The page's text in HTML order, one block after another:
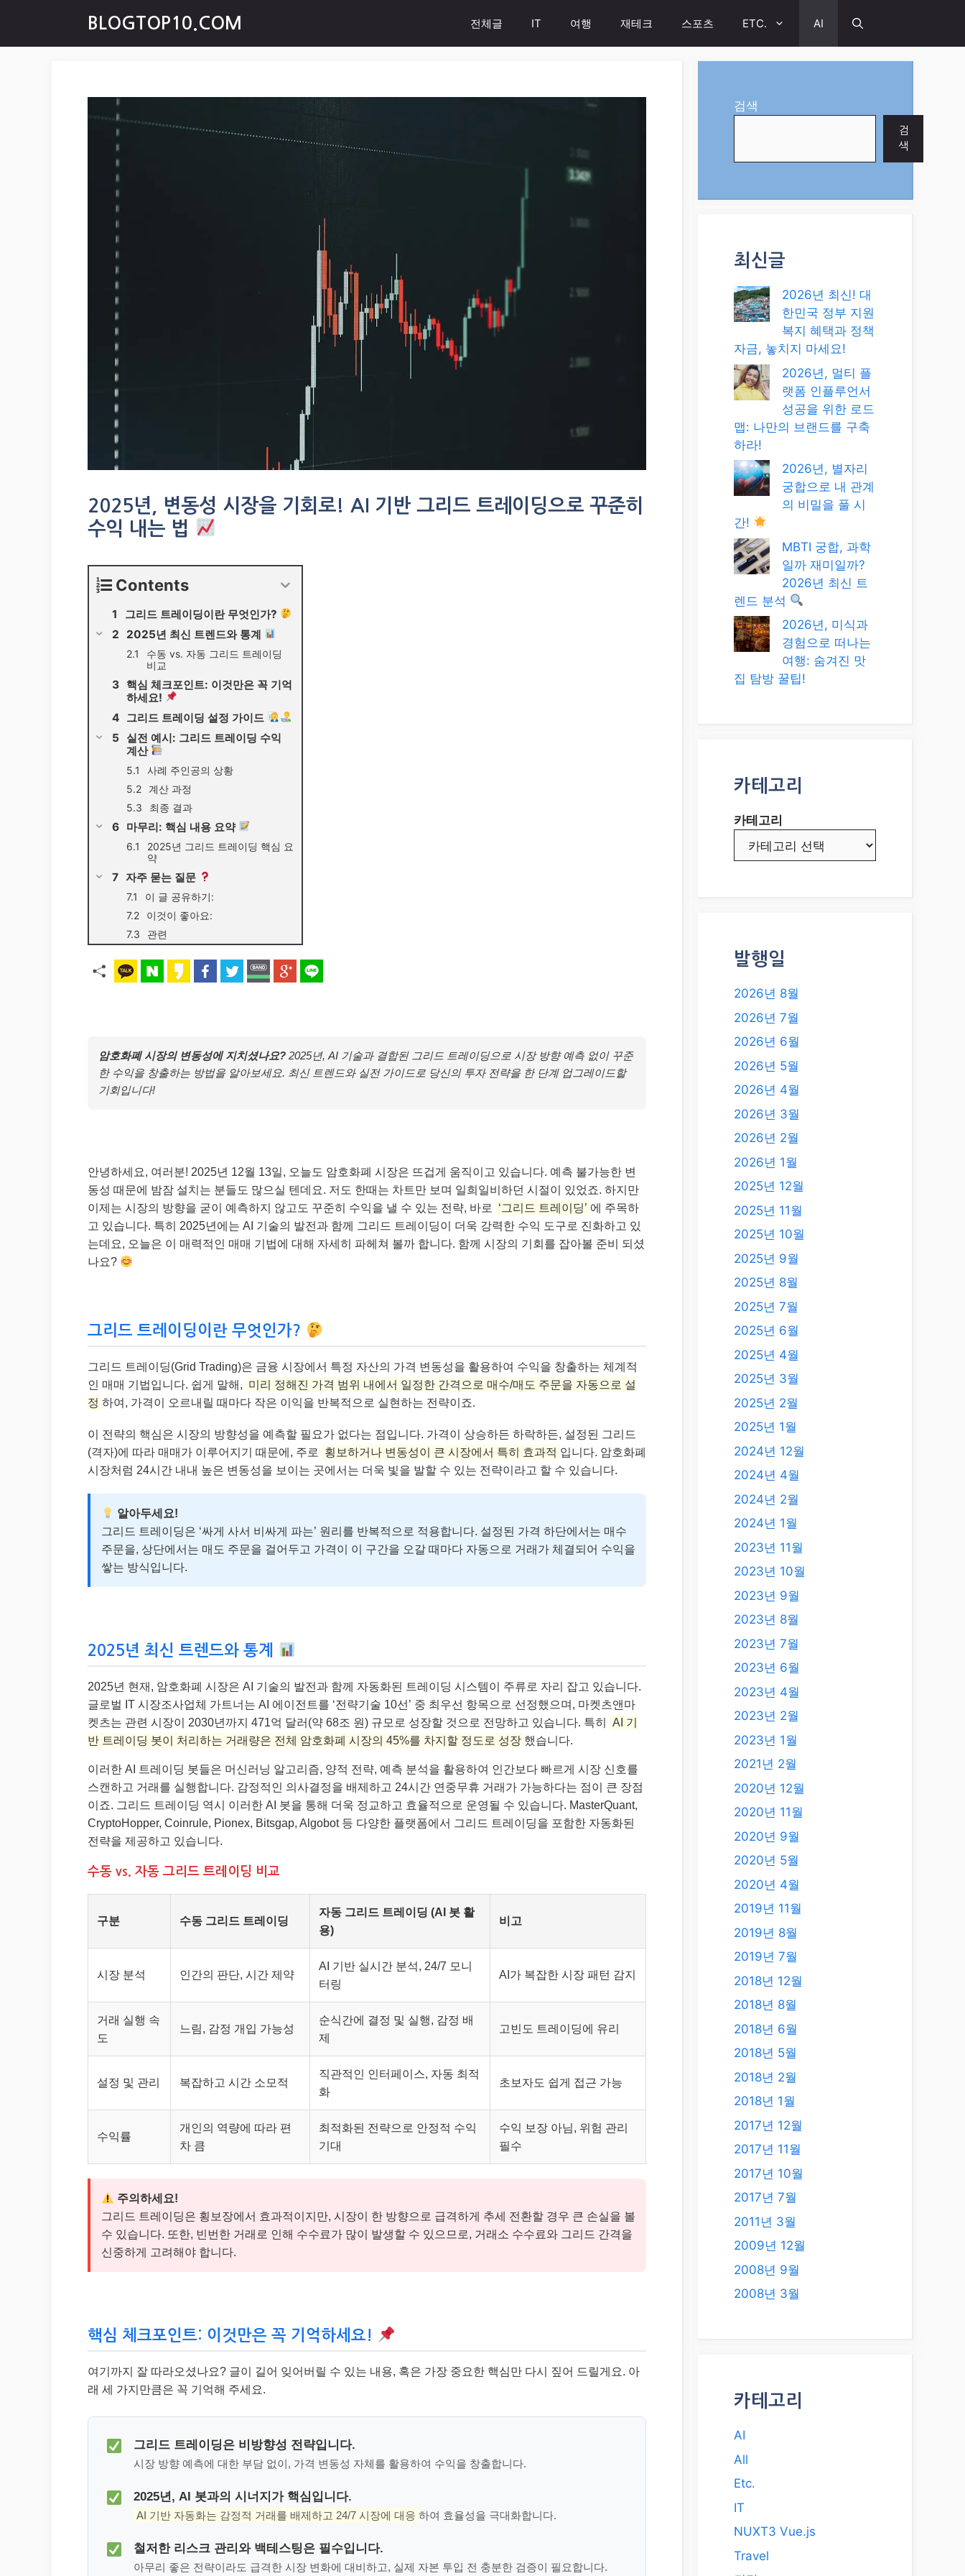
content
BLOGTOP10.COM 전체글 IT 여행 재테크 스포츠 ETC. AI
2025년, 변동성 시장을 기회로! AI 기반 그리드 트레이딩으로 꾸준히
수익 내는 법
Contents
그리드 트레이딩이란 무엇인가?
2025년 최신 트렌드와 통계
수동 vs. 자동 그리드 트레이딩
비교
핵심 체크포인트: 이것만은 꼭 기억
하세요!
그리드 트레이딩 설정 가이드
실전 예시: 그리드 트레이딩 수익
계산
사례 주인공의 상황
계산 과정
최종 결과
마무리: 핵심 내용 요약
2025년 그리드 트레이딩 핵심 요
약
자주 묻는 질문
이 글 공유하기:
이것이 좋아요:
관련
암호화폐 시장의 변동성에 지치셨나요? 2025년, AI 기술과 결합된 그리드 트레이딩으로 시장 방향 예측 없이 꾸준
한 수익을 창출하는 방법을 알아보세요. 최신 트렌드와 실전 가이드로 당신의 투자 전략을 한 단계 업그레이드할
기회입니다!
안녕하세요, 여러분! 2025년 12월 13일, 오늘도 암호화폐 시장은 뜨겁게 움직이고 있습니다. 예측 불가능한 변
동성 때문에 밤잠 설치는 분들도 많으실 텐데요. 저도 한때는 차트만 보며 일희일비하던 시절이 있었죠. 하지만
이제는 시장의 방향을 굳이 예측하지 않고도 꾸준히 수익을 낼 수 있는 전략, 바로
‘그리드 트레이딩’ 에 주목하
고 있습니다. 특히 2025년에는 AI 기술의 발전과 함께 그리드 트레이딩이 더욱 강력한 수익 도구로 진화하고 있
는데요, 오늘은 이 매력적인 매매 기법에 대해 자세히 파헤쳐 볼까 합니다. 함께 시장의 기회를 잡아볼 준비 되셨
나요?
그리드 트레이딩이란 무엇인가?
그리드 트레이딩(Grid Trading)은 금융 시장에서 특정 자산의 가격 변동성을 활용하여 수익을 창출하는 체계적
인 매매 기법입니다. 쉽게 말해, 미리 정해진 가격 범위 내에서 일정한 간격으로 매수/매도 주문을 자동으로 설
정 하여, 가격이 오르내릴 때마다 작은 이익을 반복적으로 실현하는 전략이죠.
이 전략의 핵심은 시장의 방향성을 예측할 필요가 없다는 점입니다. 가격이 상승하든 하락하든, 설정된 그리드
(격자)에 따라 매매가 이루어지기 때문에, 주로
횡보하거나 변동성이 큰 시장에서 특히 효과적 입니다. 암호화폐
시장처럼 24시간 내내 높은 변동성을 보이는 곳에서는 더욱 빛을 발할 수 있는 전략이라고 할 수 있습니다.
알아두세요!
그리드 트레이딩은 ‘싸게 사서 비싸게 파는’ 원리를 반복적으로 적용합니다. 설정된 가격 하단에서는 매수
주문을, 상단에서는 매도 주문을 걸어두고 가격이 이 구간을 오갈 때마다 자동으로 거래가 체결되어 수익을
쌓는 방식입니다.
2025년 최신 트렌드와 통계
2025년 현재, 암호화폐 시장은 AI 기술의 발전과 함께 자동화된 트레이딩 시스템이 주류로 자리 잡고 있습니다.
글로벌 IT 시장조사업체 가트너는 AI 에이전트를 ‘전략기술 10선’ 중 최우선 항목으로 선정했으며, 마켓츠앤마
켓츠는 관련 시장이 2030년까지 471억 달러(약 68조 원) 규모로 성장할 것으로 전망하고 있습니다. 특히
AI 기
반 트레이딩 봇이 처리하는 거래량은 전체 암호화폐 시장의 45%를 차지할 정도로 성장 했습니다.
이러한 AI 트레이딩 봇들은 머신러닝 알고리즘, 양적 전략, 예측 분석을 활용하여 인간보다 빠르게 시장 신호를
스캔하고 거래를 실행합니다. 감정적인 의사결정을 배제하고 24시간 연중무휴 거래가 가능하다는 점이 큰 장점
이죠. 그리드 트레이딩 역시 이러한 AI 봇을 통해 더욱 정교하고 효율적으로 운영될 수 있습니다. MasterQuant,
CryptoHopper, Coinrule, Pionex, Bitsgap, Algobot 등 다양한 플랫폼에서 그리드 트레이딩을 포함한 자동화된
전략을 제공하고 있습니다.
수동 vs. 자동 그리드 트레이딩 비교
구분 수동 그리드 트레이딩
자동 그리드 트레이딩 (AI 봇 활
용)
비고
시장 분석 인간의 판단, 시간 제약
AI 기반 실시간 분석, 24/7 모니
터링
AI가 복잡한 시장 패턴 감지
거래 실행 속
도
느림, 감정 개입 가능성
순식간에 결정 및 실행, 감정 배
제
고빈도 트레이딩에 유리
설정 및 관리 복잡하고 시간 소모적
직관적인 인터페이스, 자동 최적
화
초보자도 쉽게 접근 가능
수익률
개인의 역량에 따라 편
차 큼
최적화된 전략으로 안정적 수익
기대
수익 보장 아님, 위험 관리
필수
주의하세요!
그리드 트레이딩은 횡보장에서 효과적이지만, 시장이 한 방향으로 급격하게 추세 전환할 경우 큰 손실을 볼
수 있습니다. 또한, 빈번한 거래로 인해 수수료가 많이 발생할 수 있으므로, 거래소 수수료와 그리드 간격을
신중하게 고려해야 합니다.
핵심 체크포인트: 이것만은 꼭 기억하세요!
여기까지 잘 따라오셨나요? 글이 길어 잊어버릴 수 있는 내용, 혹은 가장 중요한 핵심만 다시 짚어 드릴게요. 아
래 세 가지만큼은 꼭 기억해 주세요.
그리드 트레이딩은 비방향성 전략입니다.
시장 방향 예측에 대한 부담 없이, 가격 변동성 자체를 활용하여 수익을 창출합니다.
2025년, AI 봇과의 시너지가 핵심입니다.
AI 기반 자동화는 감정적 거래를 배제하고 24/7 시장에 대응 하여 효율성을 극대화합니다.
철저한 리스크 관리와 백테스팅은 필수입니다.
아무리 좋은 전략이라도 급격한 시장 변화에 대비하고, 실제 자본 투입 전 충분한 검증이 필요합니다.
검색
검
색
최신글
2026년 최신! 대
한민국 정부 지원
복지 혜택과 정책
자금, 놓치지 마세요!
2026년, 멀티 플
랫폼 인플루언서
성공을 위한 로드
맵: 나만의 브랜드를 구축
하라!
2026년, 별자리
궁합으로 내 관계
의 비밀을 풀 시
간!
MBTI 궁합, 과학
일까 재미일까?
2026년 최신 트
렌드 분석
2026년, 미식과
경험으로 떠나는
여행: 숨겨진 맛
집 탐방 꿀팁!
카테고리
카테고리
발행일
2026년 8월
2026년 7월
2026년 6월
2026년 5월
2026년 4월
2026년 3월
2026년 2월
2026년 1월
2025년 12월
2025년 11월
2025년 10월
2025년 9월
2025년 8월
2025년 7월
2025년 6월
2025년 4월
2025년 3월
2025년 2월
2025년 1월
2024년 12월
2024년 4월
2024년 2월
2024년 1월
2023년 11월
2023년 10월
2023년 9월
2023년 8월
2023년 7월
2023년 6월
2023년 4월
2023년 2월
2023년 1월
2021년 2월
2020년 12월
2020년 11월
2020년 9월
2020년 5월
2020년 4월
2019년 11월
2019년 8월
2019년 7월
2018년 12월
2018년 8월
2018년 6월
2018년 5월
2018년 2월
2018년 1월
2017년 12월
2017년 11월
2017년 10월
2017년 7월
2011년 3월
2009년 12월
2008년 9월
2008년 3월
카테고리
AI
All
Etc.
IT
NUXT3 Vue.js
Travel